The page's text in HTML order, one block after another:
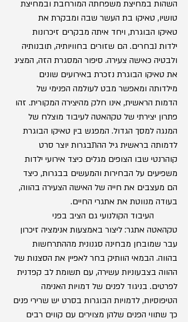
השהות במחיצת משפחתה המורחבת ובמחיצת
טושיו, טאיקו בת העשר שבה ומבקרת את
טאיקו הבוגרת, ויחד איתה מבקרים זיכרונות
ילדות נבחרים. הם שזורים בחוויותיה, תובנותיה
ולבטיה כאישה צעירה. סיפור המסגרת הזה, המציג
את טאיקו הבוגרת נזכרת באירועים שונים
מילדותה ומאפשר מבט לעולמה הפנימי של
הדמות הראשית, אינו חלק מהיצירה המקורית. זהו
פתרון יצירתי של טקהאטה לעיבוד מוצלח של
המנגה למסך הגדול. המפגש בין טאיקו הבוגרת
לדמותה בראשית גיל ההתבגרות יוצר סרט
קוהרנטי שבו הצופים מגלים כיצד אירועי ילדות
משפיעים על הבחירות והמעשים בבגרות, כיצד
הם מעצבים את חייה של האישה הצעירה בהווה,
בעודה מנווטת את אתגרי החיים.
	העיבוד הקולנועי גם הציב בפני
טקהאטה אתגר: ליצור באמצעות אנימציה זיכרון
עבר שמובחן מבחינה סגנונית מההתרחשות
בהווה. הבמאי הוותיק בחר לאפיין את הסצנות של
ההווה בצבעוניות עשירה, עם תשומת לב קפדנית
לפרטים. בניגוד לפנים של דמויות האנימה
הטיפוסיות, לדמויות הבוגרות בסרט יש שרירי פנים
כך שתווי הפנים שלהן מצוירים עם קווים רבים